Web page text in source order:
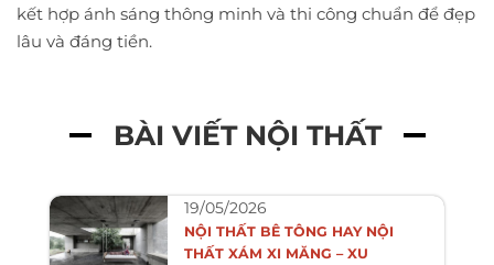
kết hợp ánh sáng thông minh và thi công chuẩn để đẹp
lâu và đáng tiền.
BÀI VIẾT NỘI THẤT
19/05/2026
NỘI THẤT BÊ TÔNG HAY NỘI
THẤT XÁM XI MĂNG – XU